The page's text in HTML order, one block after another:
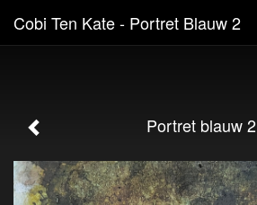
Cobi Ten Kate - Portret Blauw 2
Portret blauw 2